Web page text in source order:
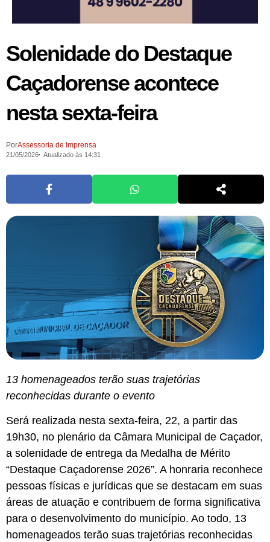
Solenidade do Destaque
Caçadorense acontece
nesta sexta-feira
PorAssessoria de Imprensa
21/05/2026 Atualizado às 14:31
13 homenageados terão suas trajetórias
reconhecidas durante o evento
Será realizada nesta sexta-feira, 22, a partir das
19h30, no plenário da Câmara Municipal de Caçador,
a solenidade de entrega da Medalha de Mérito
“Destaque Caçadorense 2026”. A honraria reconhece
pessoas físicas e jurídicas que se destacam em suas
áreas de atuação e contribuem de forma significativa
para o desenvolvimento do município. Ao todo, 13
homenageados terão suas trajetórias reconhecidas